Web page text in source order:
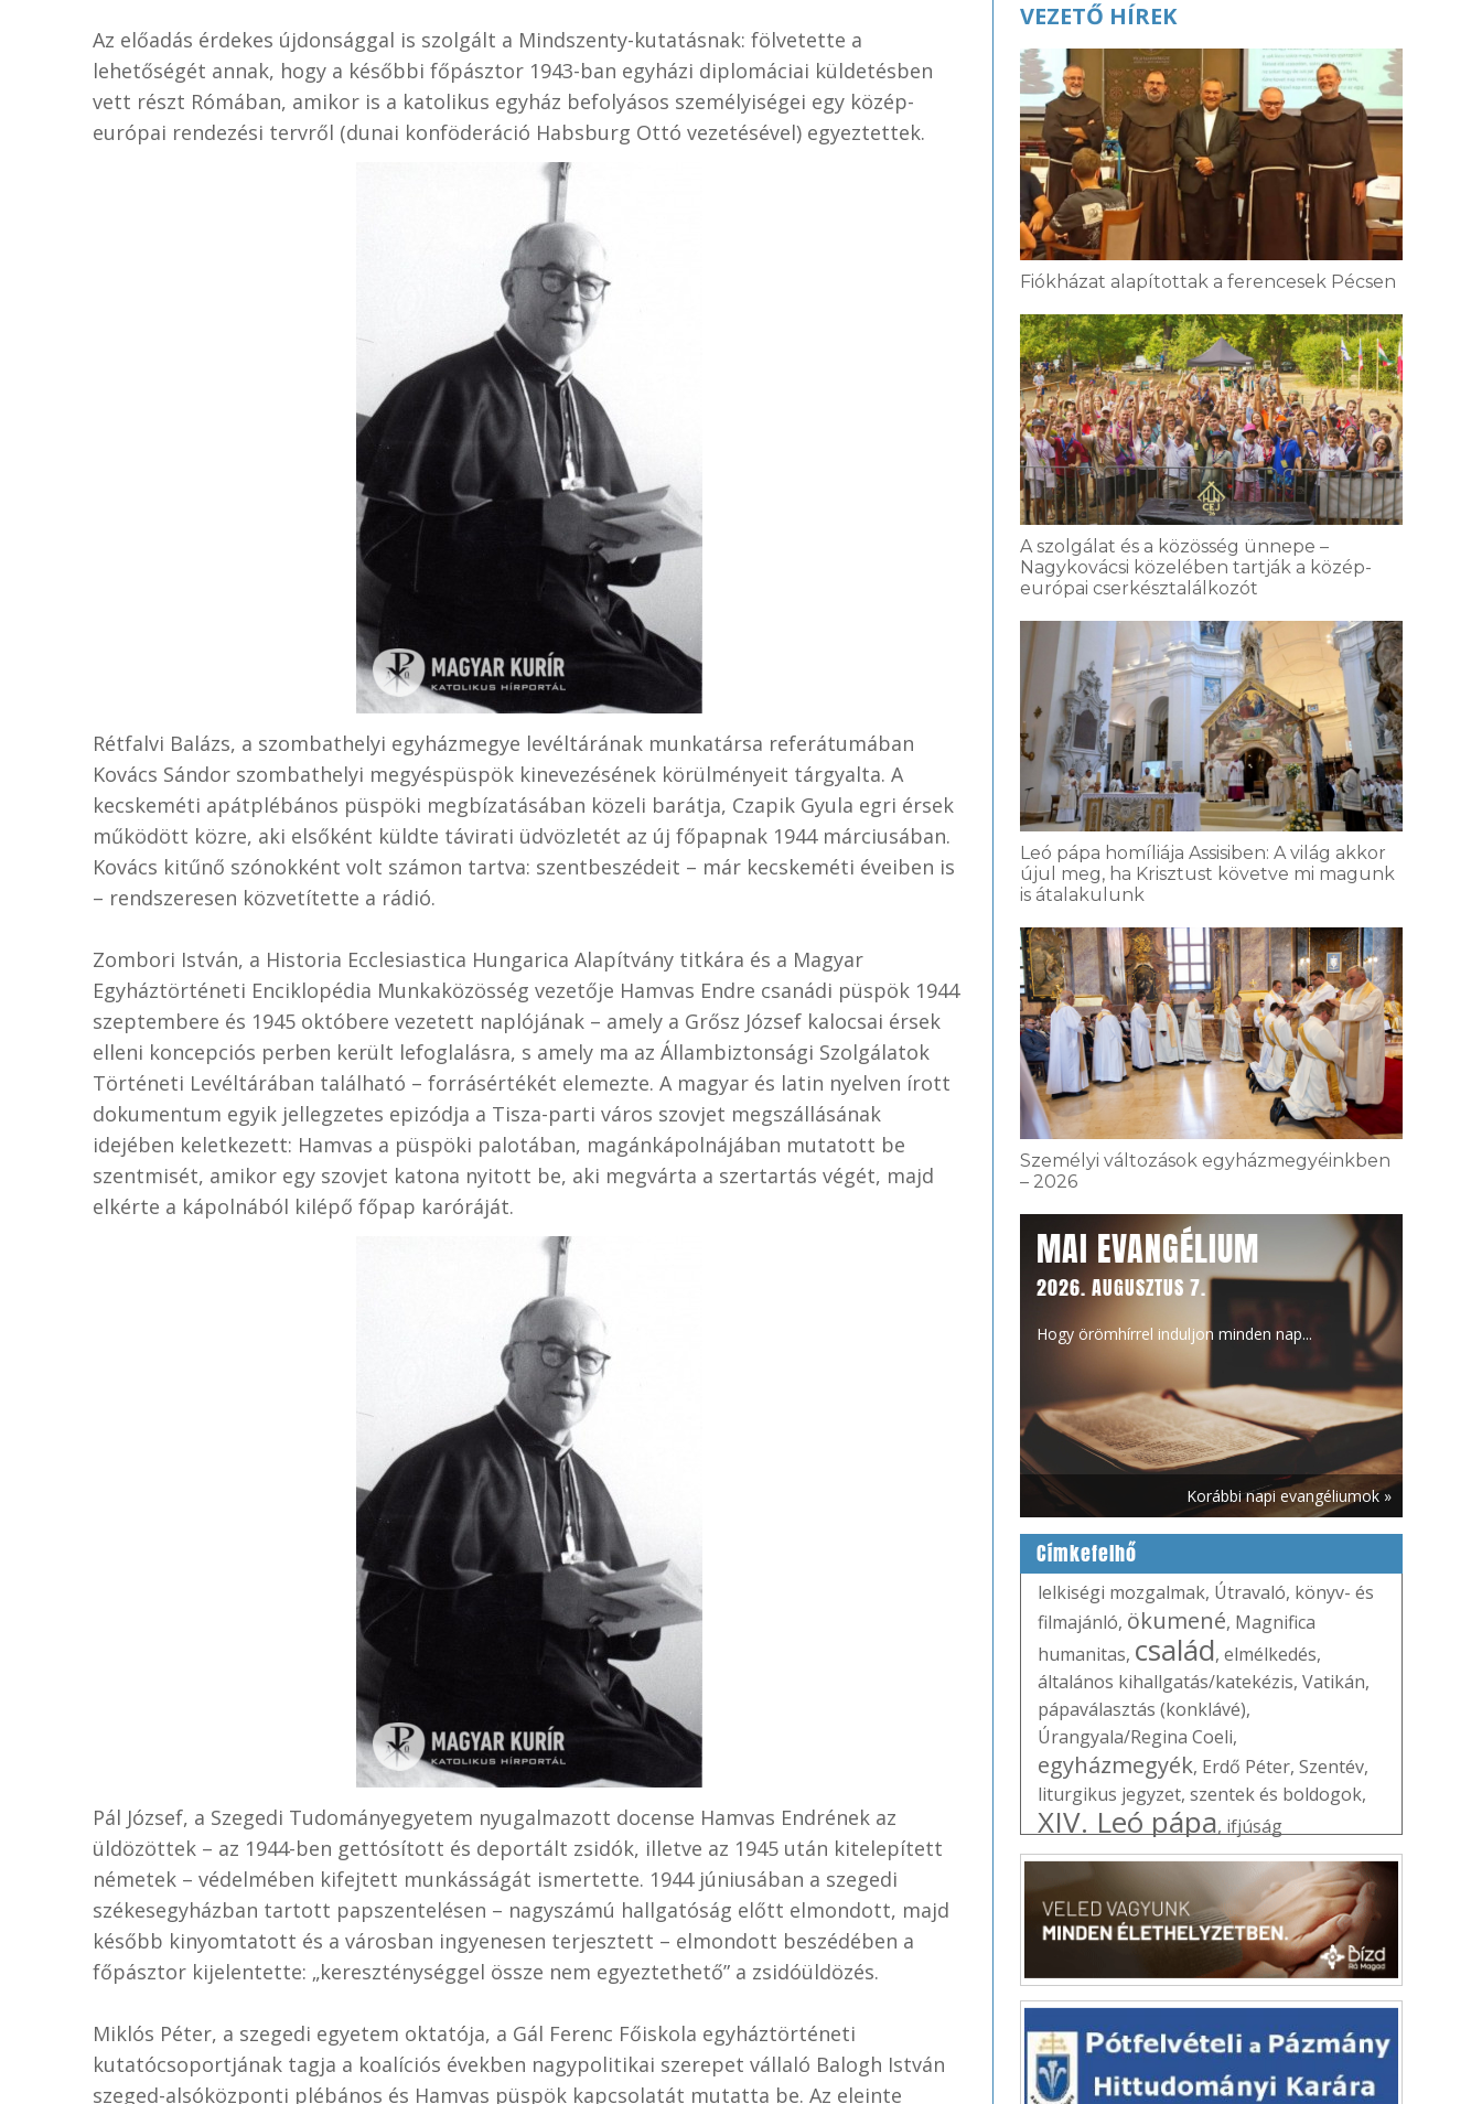
Az előadás érdekes újdonsággal is szolgált a Mindszenty-kutatásnak: fölvetette a
lehetőségét annak, hogy a későbbi főpásztor 1943-ban egyházi diplomáciai küldetésben
vett részt Rómában, amikor is a katolikus egyház befolyásos személyiségei egy közép-
európai rendezési tervről (dunai konföderáció Habsburg Ottó vezetésével) egyeztettek.
Rétfalvi Balázs, a szombathelyi egyházmegye levéltárának munkatársa referátumában
Kovács Sándor szombathelyi megyéspüspök kinevezésének körülményeit tárgyalta. A
kecskeméti apátplébános püspöki megbízatásában közeli barátja, Czapik Gyula egri érsek
működött közre, aki elsőként küldte távirati üdvözletét az új főpapnak 1944 márciusában.
Kovács kitűnő szónokként volt számon tartva: szentbeszédeit – már kecskeméti éveiben is
– rendszeresen közvetítette a rádió.
Zombori István, a Historia Ecclesiastica Hungarica Alapítvány titkára és a Magyar
Egyháztörténeti Enciklopédia Munkaközösség vezetője Hamvas Endre csanádi püspök 1944
szeptembere és 1945 októbere vezetett naplójának – amely a Grősz József kalocsai érsek
elleni koncepciós perben került lefoglalásra, s amely ma az Állambiztonsági Szolgálatok
Történeti Levéltárában található – forrásértékét elemezte. A magyar és latin nyelven írott
dokumentum egyik jellegzetes epizódja a Tisza-parti város szovjet megszállásának
idejében keletkezett: Hamvas a püspöki palotában, magánkápolnájában mutatott be
szentmisét, amikor egy szovjet katona nyitott be, aki megvárta a szertartás végét, majd
elkérte a kápolnából kilépő főpap karóráját.
Pál József, a Szegedi Tudományegyetem nyugalmazott docense Hamvas Endrének az
üldözöttek – az 1944-ben gettósított és deportált zsidók, illetve az 1945 után kitelepített
németek – védelmében kifejtett munkásságát ismertette. 1944 júniusában a szegedi
székesegyházban tartott papszentelésen – nagyszámú hallgatóság előtt elmondott, majd
később kinyomtatott és a városban ingyenesen terjesztett – elmondott beszédében a
főpásztor kijelentette: „kereszténységgel össze nem egyeztethető” a zsidóüldözés.
Miklós Péter, a szegedi egyetem oktatója, a Gál Ferenc Főiskola egyháztörténeti
kutatócsoportjának tagja a koalíciós években nagypolitikai szerepet vállaló Balogh István
szeged-alsóközponti plébános és Hamvas püspök kapcsolatát mutatta be. Az eleinte
VEZETŐ HÍREK
Fiókházat alapítottak a ferencesek Pécsen
A szolgálat és a közösség ünnepe –
Nagykovácsi közelében tartják a közép-
európai cserkésztalálkozót
Leó pápa homíliája Assisiben: A világ akkor
újul meg, ha Krisztust követve mi magunk
is átalakulunk
Személyi változások egyházmegyéinkben
– 2026
MAI EVANGÉLIUM
2026. AUGUSZTUS 7.
Hogy örömhírrel induljon minden nap...
Korábbi napi evangéliumok »
Címkefelhő
lelkiségi mozgalmak, Útravaló, könyv- és
filmajánló, ökumené, Magnifica
humanitas, család, elmélkedés,
általános kihallgatás/katekézis, Vatikán,
pápaválasztás (konklávé),
Úrangyala/Regina Coeli,
egyházmegyék, Erdő Péter, Szentév,
liturgikus jegyzet, szentek és boldogok,
XIV. Leó pápa, ifjúság